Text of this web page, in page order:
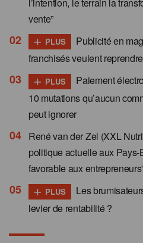
vente”
+ PLUS
Publicité en
franchisés veulent
+ PLUS
Paiement
10 mutations qu’aucun
peut ignorer
René van der Zel (XXL
politique actuelle aux Pays-
favorable aux
+ PLUS
Les
levier de rentabilité ?